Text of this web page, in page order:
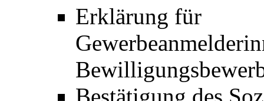
Erklärung für